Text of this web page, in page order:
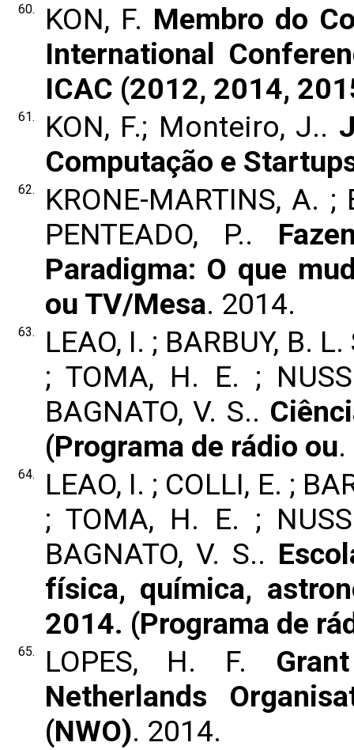
60. KON, F. Membro do
International
ICAC (2012, 2014,
61. KON, F.; Monteiro, J..
Computação e
62.
KRONE-MARTINS, A. ;
PENTEADO, P..
Paradigma: O que
ou TV/Mesa. 2014.
63.
LEAO, I. ; BARBUY, B.
; TOMA, H. E. ;
BAGNATO, V. S..
(Programa de rádio ou
64.
LEAO, I. ; COLLI, E. ;
; TOMA, H. E. ;
BAGNATO, V. S..
física, química,
2014. (Programa de
65. LOPES, H. F.
Netherlands
(NWO). 2014.